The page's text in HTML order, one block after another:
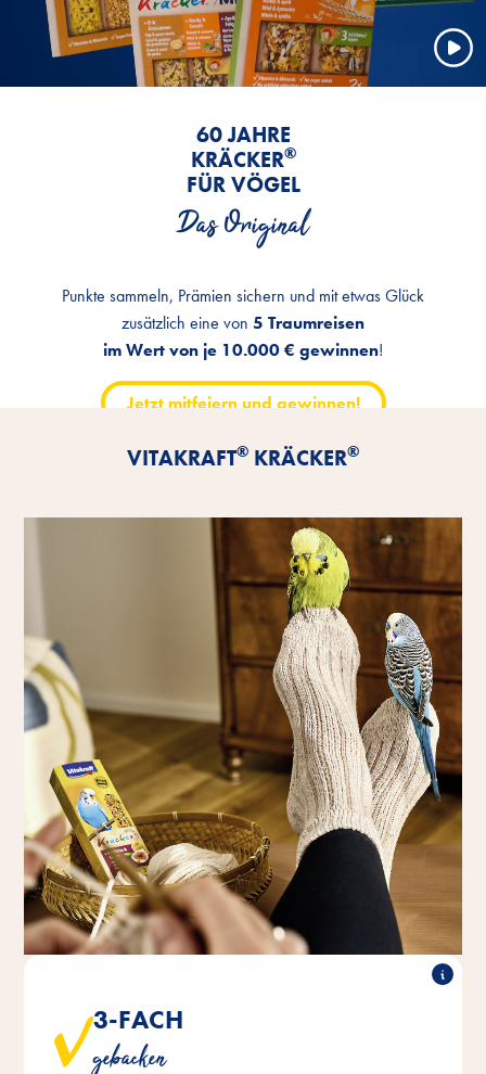
60 JAHRE
KRÄCKER®
FÜR VÖGEL
Das Original
Punkte sammeln, Prämien sichern und mit etwas Glück
zusätzlich eine von 5 Traumreisen
im Wert von je 10.000 € gewinnen!
Jetzt mitfeiern und gewinnen!
VITAKRAFT® KRÄCKER®
3-FACH
gebacken
sind in drei Schichten auf
Naturholz gebacken – für extra lange Beschäftigung.